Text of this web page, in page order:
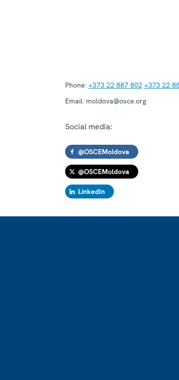
Phone: +373 22 887 802 +373 22
Email: moldova@osce.org
Social media:
@OSCEMoldova
@OSCEMoldova
LinkedIn